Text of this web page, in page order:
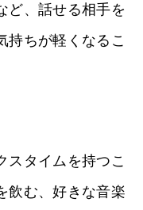
ど、話せる相手を
持ちが軽くなるこ
スタイムを持つこ
飲む、好きな音楽